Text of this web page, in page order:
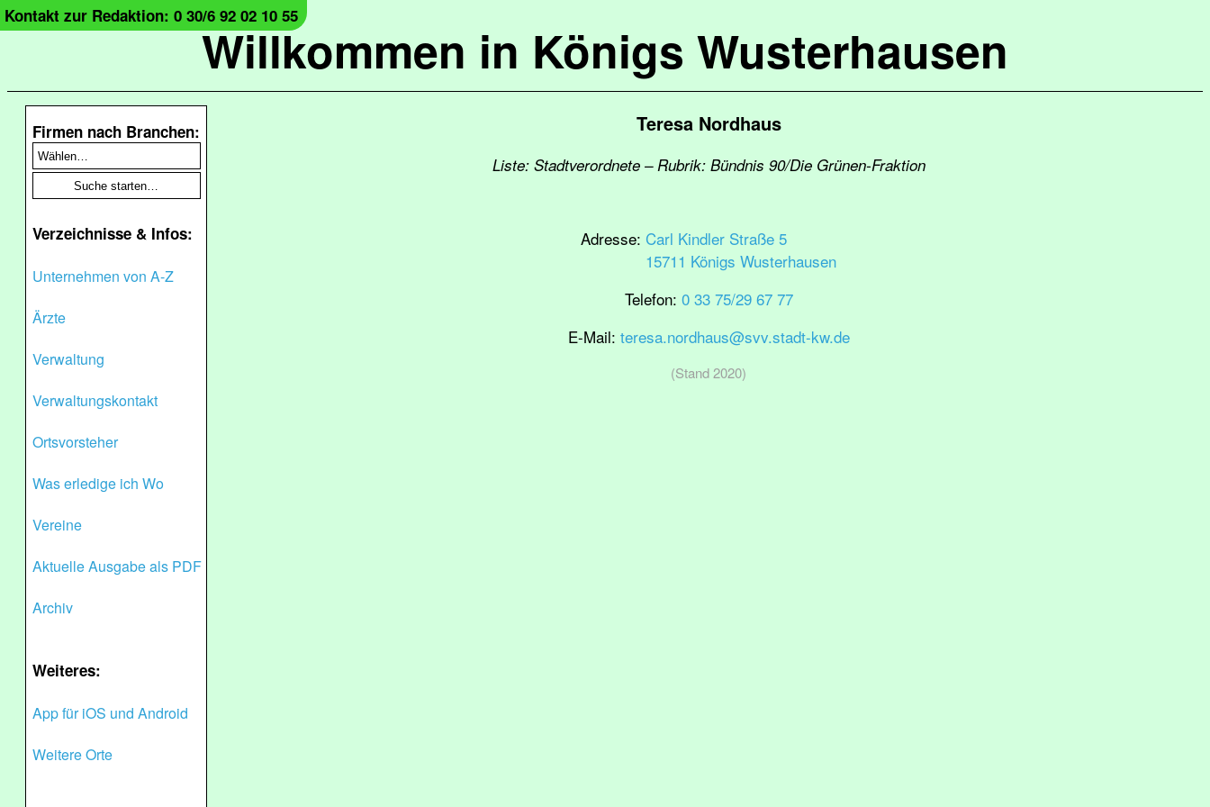
Willkommen in Königs Wusterhausen
Kontakt zur Redaktion: 0 30/6 92 02 10 55
Firmen nach Branchen:
Verzeichnisse & Infos:
Unternehmen von A-Z
Ärzte
Verwaltung
Verwaltungskontakt
Ortsvorsteher
Was erledige ich Wo
Vereine
Aktuelle Ausgabe als PDF
Archiv
Weiteres:
App für iOS und Android
Weitere Orte
Teresa Nordhaus
Liste: Stadtverordnete – Rubrik: Bündnis 90/Die Grünen-Fraktion
Adresse: Carl Kindler Straße 5
15711 Königs Wusterhausen
Telefon: 0 33 75/29 67 77
E-Mail: teresa.nordhaus@svv.stadt-kw.de
(Stand 2020)